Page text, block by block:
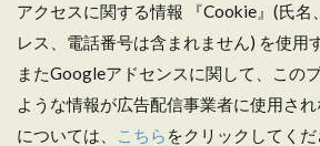
アクセスに関する情報 『Cookie』(氏名
レス、電話番号は含まれません) を使用
またGoogleアドセンスに関して、この
ような情報が広告配信事業者に使用さ
については、
こちら をクリックしてくだ